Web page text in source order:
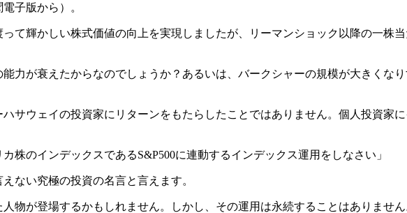
子版から）。
て輝かしい株式価値の向上を実現しましたが、リーマンショック以降の一株
力が衰えたからなのでしょうか？あるいは、バークシャーの規模が大きくな
サウェイの投資家にリターンをもたらしたことではありません。個人投資家
株のインデックスであるS&P500に連動するインデックス運用をしなさい」
ない究極の投資の名言と言えます。
物が登場するかもしれません。しかし、その運用は永続することはありませ